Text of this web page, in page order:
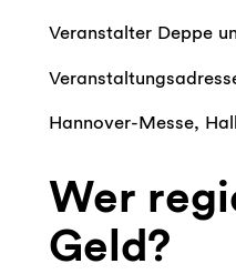
Veranstalter Deppe
Hannover-Messe,
Wer
Geld?